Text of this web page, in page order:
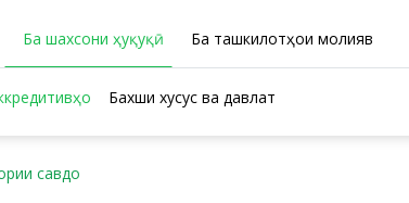
Ба шахсони ҳуқуқӣ Ба ташкилотҳои молиявӣ
Бахши хусусӣ ва давлатӣ
савдо